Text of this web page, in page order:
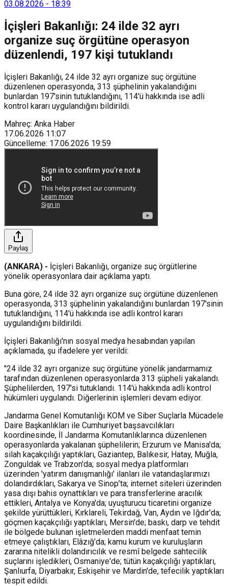
sürdürülebilir atık yönetimi sistemine dahil etti.
03.08.2026 - 18:39
İçişleri Bakanlığı: 24 ilde 32 ayrı
organize suç örgütüne operasyon
düzenlendi, 197 kişi tutuklandı
İçişleri Bakanlığı, 24 ilde 32 ayrı organize suç örgütüne
düzenlenen operasyonda, 313 şüphelinin yakalandığını
bunlardan 197'sinin tutuklandığını, 114'ü hakkında ise adli
kontrol kararı uygulandığını bildirildi.
Mahreç: Anka Haber
17.06.2026 11:07
Güncelleme: 17.06.2026 19:59
Paylaş
(ANKARA) - İçişleri Bakanlığı, organize suç örgütlerine
yönelik operasyonlara dair açıklama yaptı.
Buna göre, 24 ilde 32 ayrı organize suç örgütüne düzenlenen
operasyonda, 313 şüphelinin yakalandığını bunlardan 197'sinin
tutuklandığını, 114'ü hakkında ise adli kontrol kararı
uygulandığını bildirildi.
İçişleri Bakanlığı'nın sosyal medya hesabından yapılan
açıklamada, şu ifadelere yer verildi:
"24 ilde 32 ayrı organize suç örgütüne yönelik jandarmamız
tarafından düzenlenen operasyonlarda 313 şüpheli yakalandı.
Şüphelilerden, 197'si tutuklandı. 114'ü hakkında adli kontrol
hükümleri uygulandı. Diğerlerinin işlemleri devam ediyor.
Jandarma Genel Komutanlığı KOM ve Siber Suçlarla Mücadele
Daire Başkanlıkları ile Cumhuriyet başsavcılıkları
koordinesinde, İl Jandarma Komutanlıklarınca düzenlenen
operasyonlarda yakalanan şüphelilerin; Erzurum ve Manisa'da;
silah kaçakçılığı yaptıkları, Gaziantep, Balıkesir, Hatay, Muğla,
Zonguldak ve Trabzon'da; sosyal medya platformları
üzerinden 'yatırım danışmanlığı' ilanları ile vatandaşlarımızı
dolandırdıkları, Sakarya ve Sinop’ta; internet siteleri üzerinden
yasa dışı bahis oynattıkları ve para transferlerine aracılık
ettikleri, Antalya ve Konya'da; uyuşturucu ticaretini organize
şekilde yürüttükleri, Kırklareli, Tekirdağ, Van, Aydın ve Iğdır'da;
göçmen kaçakçılığı yaptıkları, Mersin'de; baskı, darp ve tehdit
ile bölgede bulunan işletmelerden maddi menfaat temin
etmeye çalıştıkları, Elâzığ’da; kamu kurum ve kuruluşların
zararına nitelikli dolandırıcılık ve resmî belgede sahtecilik
suçlarını işledikleri, Osmaniye'de; tütün kaçakçılığı yaptıkları,
Şanlıurfa, Diyarbakır, Eskişehir ve Mardin'de, tefecilik yaptıkları
tespit edildi.